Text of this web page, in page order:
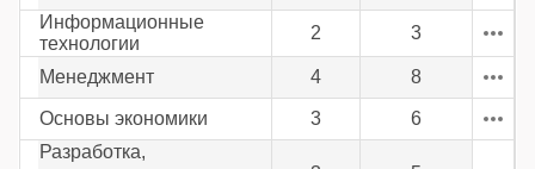
Информационные
технологии
2 3
Менеджмент 4 8
Основы экономики 3
6
Разработка,